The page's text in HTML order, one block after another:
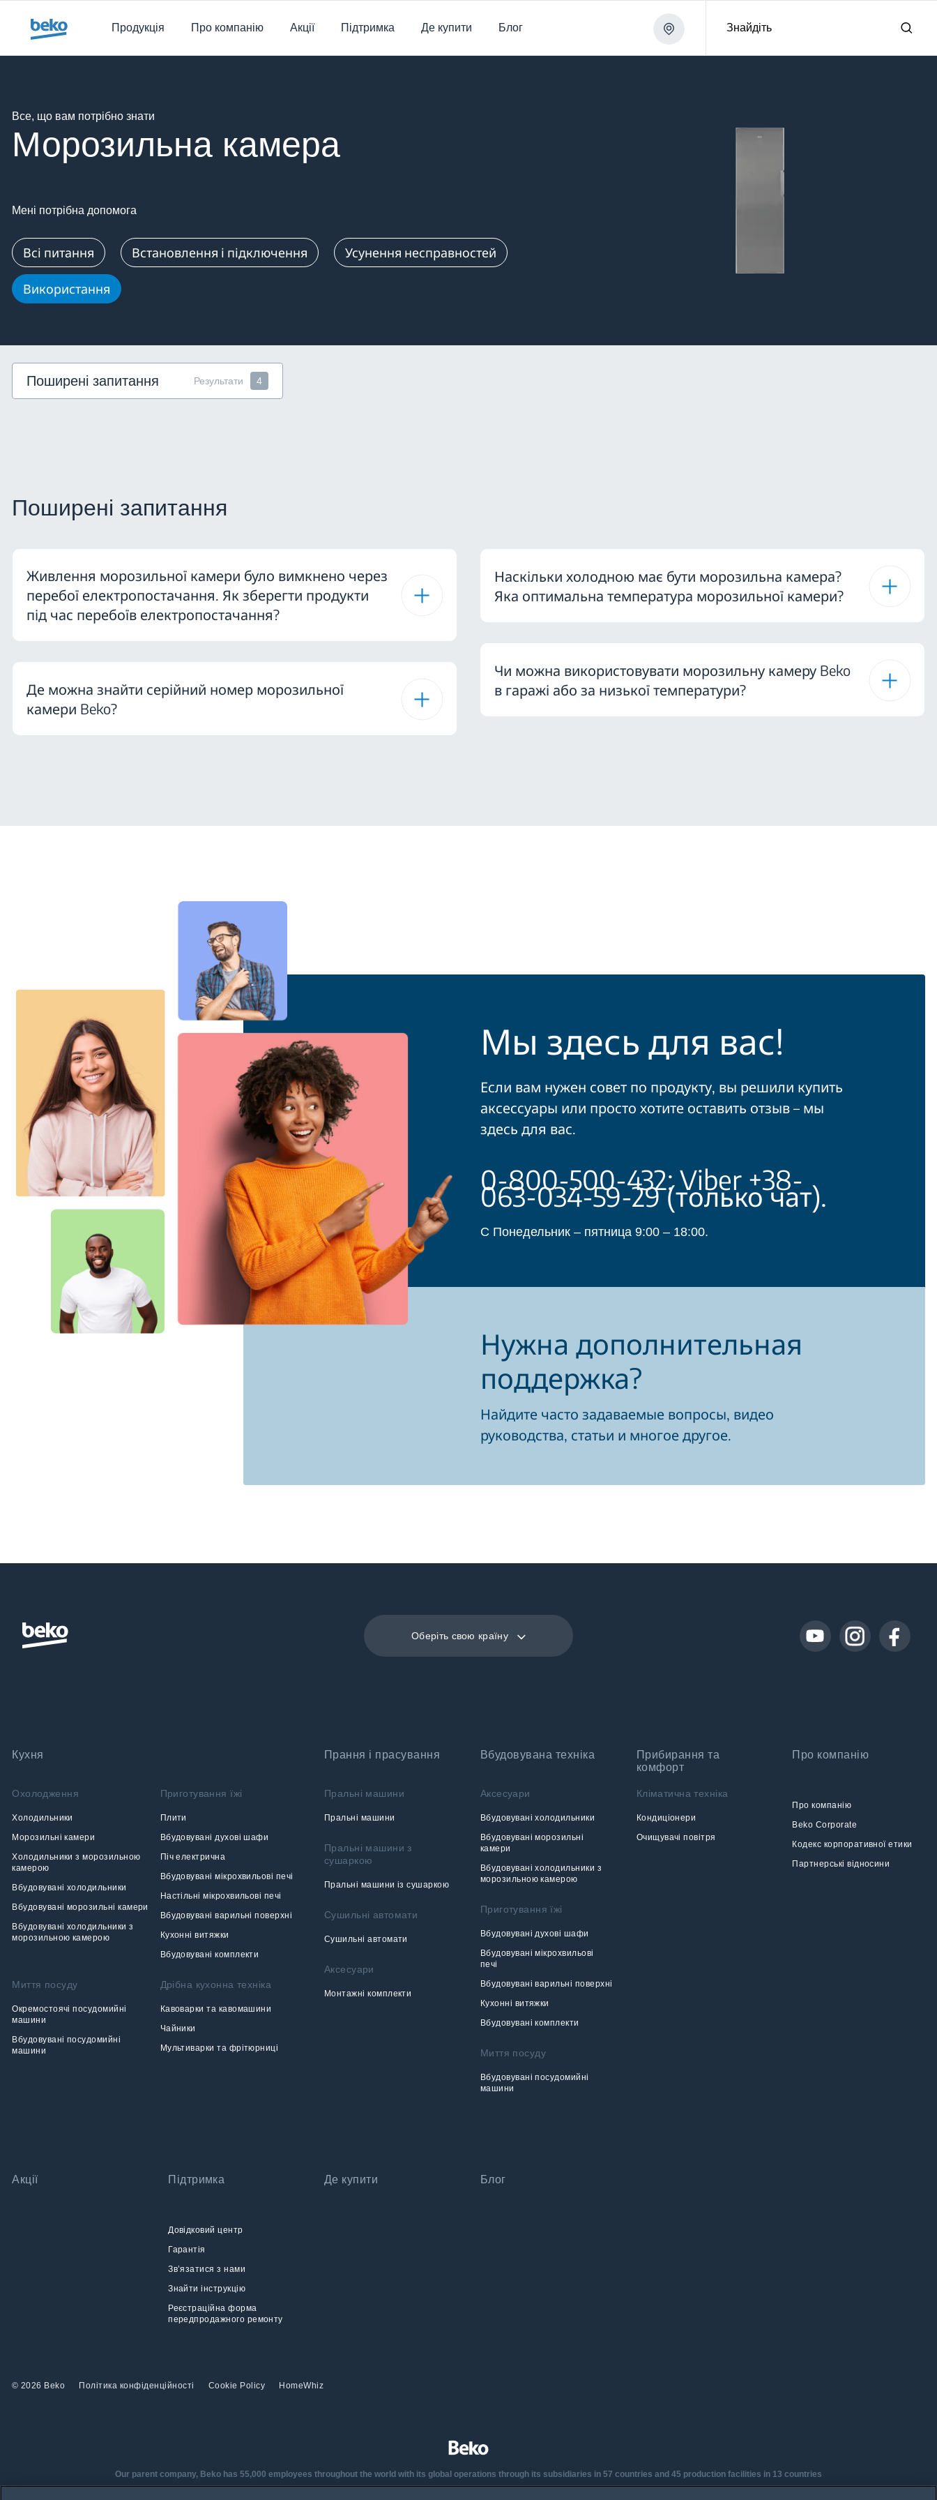
Продукція
Про компанію Акції Підтримка Де купити Блог Знайдіть
Все, що вам потрібно знати
Морозильна камера
Мені потрібна допомога
Всі питання Встановлення і підключення Усунення несправностей
Використання
Поширені запитання Результати 4
Поширені запитання
Живлення морозильної камери було вимкнено через
перебої електропостачання. Як зберегти продукти
під час перебоїв електропостачання?
Де можна знайти серійний номер морозильної
камери Beko?
Наскільки холодною має бути морозильна камера?
Яка оптимальна температура морозильної камери?
Чи можна використовувати морозильну камеру Beko
в гаражі або за низької температури?
Мы здесь для вас!
Если вам нужен совет по продукту, вы решили купить
аксессуары или просто хотите оставить отзыв – мы
здесь для вас.
0-800-500-432; Viber +38-
063-034-59-29 (только чат).
С Понедельник – пятница 9:00 – 18:00.
Нужна дополнительная
поддержка?
Найдите часто задаваемые вопросы, видео
руководства, статьи и многое другое.
Оберіть свою країну
Кухня
Охолодження
Холодильники
Морозильні камери
Холодильники з морозильною
камерою
Вбудовувані холодильники
Вбудовувані морозильні камери
Вбудовувані холодильники з
морозильною камерою
Приготування їжі
Плити
Вбудовувані духові шафи
Піч електрична
Вбудовувані мікрохвильові печі
Настільні мікрохвильові печі
Вбудовувані варильні поверхні
Кухонні витяжки
Вбудовувані комплекти
Миття посуду
Окремостоячі посудомийні
машини
Вбудовувані посудомийні
машини
Дрібна кухонна техніка
Кавоварки та кавомашини
Чайники
Мультиварки та фрітюрниці
Прання і прасування
Пральні машини
Пральні машини
Пральні машини з
сушаркою
Пральні машини із сушаркою
Сушильні автомати
Сушильні автомати
Аксесуари
Монтажні комплекти
Вбудовувана техніка
Аксесуари
Вбудовувані холодильники
Вбудовувані морозильні
камери
Вбудовувані холодильники з
морозильною камерою
Приготування їжі
Вбудовувані духові шафи
Вбудовувані мікрохвильові
печі
Вбудовувані варильні поверхні
Кухонні витяжки
Вбудовувані комплекти
Миття посуду
Вбудовувані посудомийні
машини
Прибирання та
комфорт
Кліматична техніка
Кондиціонери
Очищувачі повітря
Про компанію
Про компанію
Beko Corporate
Кодекс корпоративної етики
Партнерські відносини
Акції Підтримка
Довідковий центр
Гарантія
Зв’язатися з нами
Знайти інструкцію
Реєстраційна форма
передпродажного ремонту
Де купити Блог
© 2026 Beko Політика конфіденційності Cookie Policy HomeWhiz
Our parent company, Beko has 55,000 employees throughout the world with its global operations through its subsidiaries in 57 countries and 45 production facilities in 13 countries